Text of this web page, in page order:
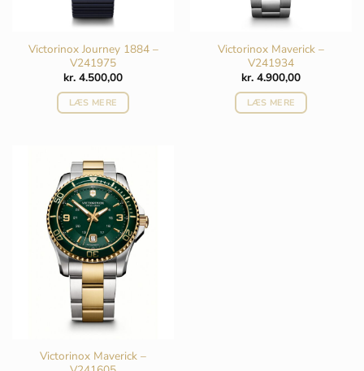
Victorinox Journey 1884 –
V241975
kr. 4.500,00
LÆS MERE
Victorinox Maverick –
V241934
kr. 4.900,00
LÆS MERE
Victorinox Maverick –